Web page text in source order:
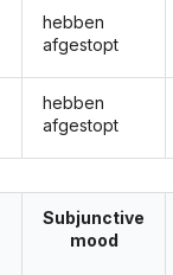
hebben
afgestopt
hebben
afgestopt
Subjunctive
mood